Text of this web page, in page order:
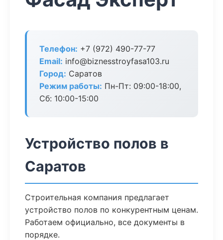
Телефон: +7 (972) 490-77-77
Email: info@biznesstroyfasa103.ru
Город: Саратов
Режим работы: Пн-Пт: 09:00-18:00,
Сб: 10:00-15:00
Устройство полов в
Саратов
Строительная компания предлагает
устройство полов по конкурентным ценам.
Работаем официально, все документы в
порядке.